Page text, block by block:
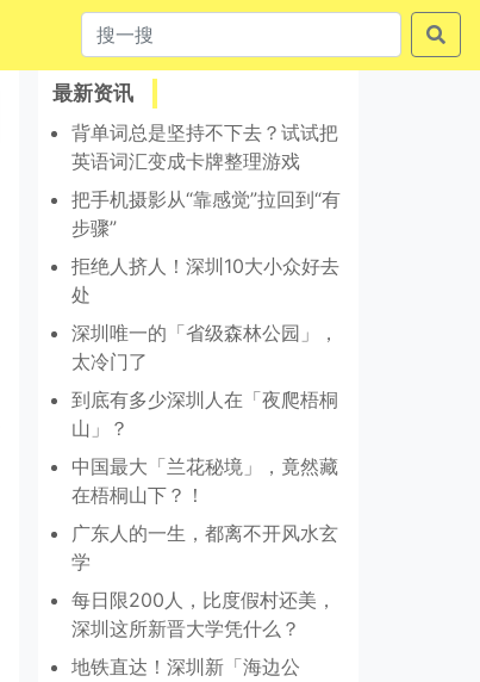
最新资讯
背单词总是坚持不下去？试试把
英语词汇变成卡牌整理游戏
把手机摄影从“靠感觉”拉回到“有
步骤”
拒绝人挤人！深圳10大小众好去
处
深圳唯一的「省级森林公园」，
太冷门了
到底有多少深圳人在「夜爬梧桐
山」？
中国最大「兰花秘境」，竟然藏
在梧桐山下？！
广东人的一生，都离不开风水玄
学
每日限200人，比度假村还美，
深圳这所新晋大学凭什么？
地铁直达！深圳新「海边公